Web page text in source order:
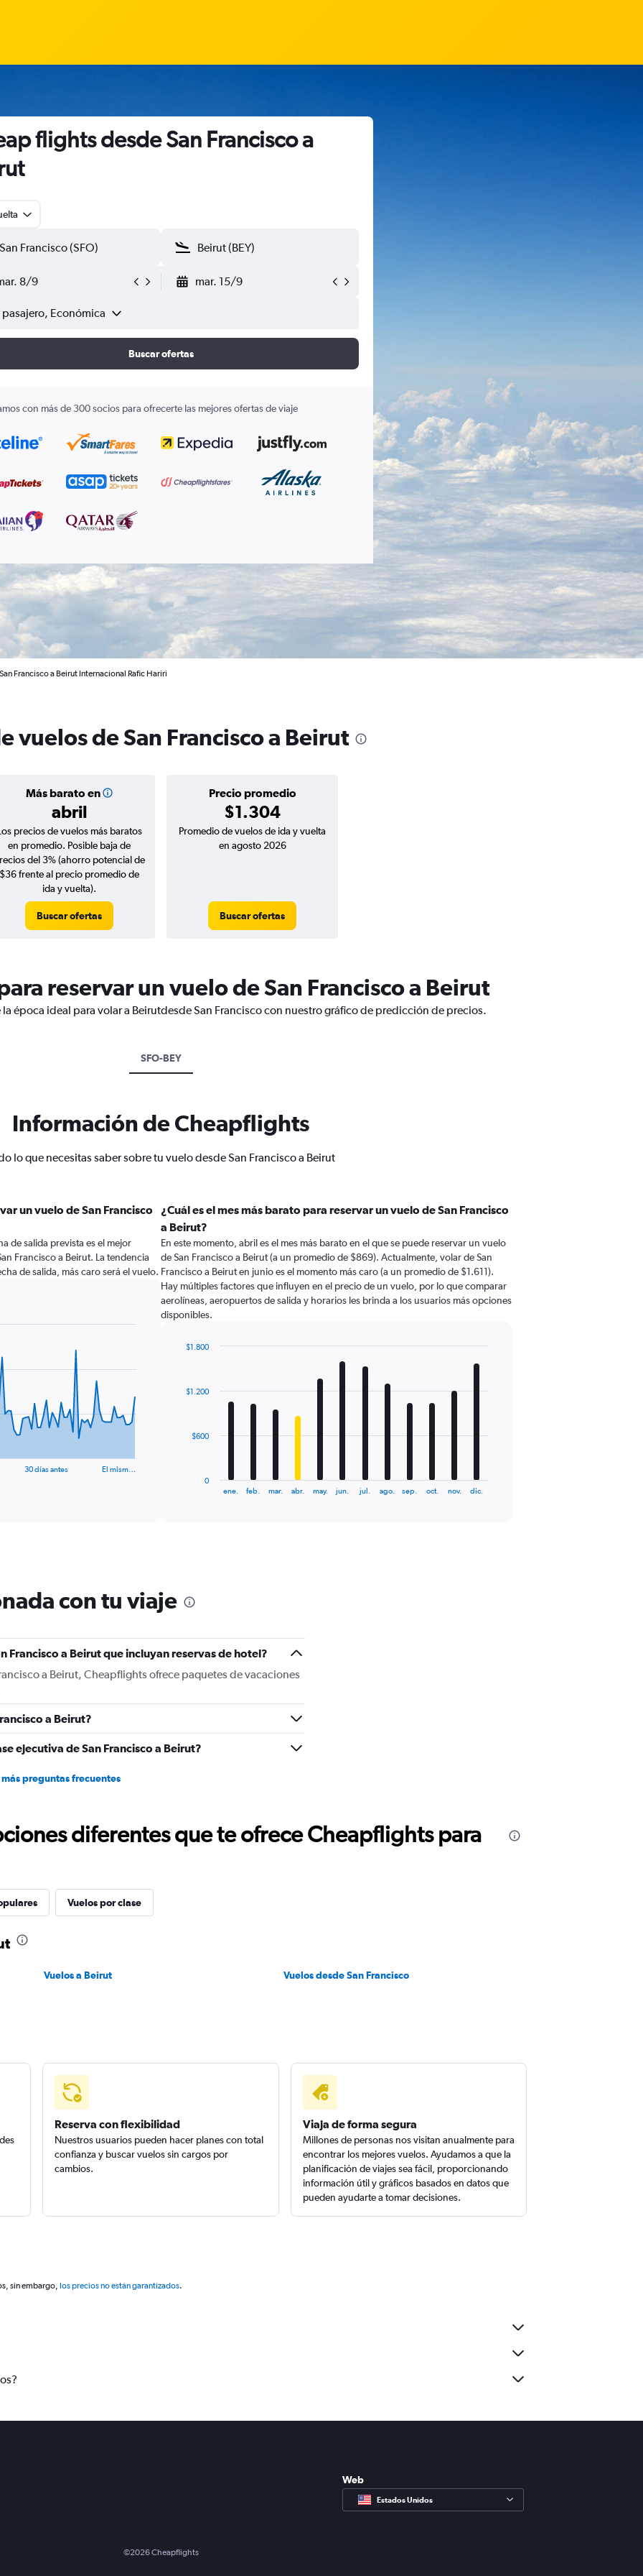
flights desde San Francisco a
8/9 mar. 15/9
pasajero, Económica
Buscar ofertas
con más de 300 socios para ofrecerte las mejores ofertas de viaje
Francisco a Beirut Internacional Rafic Hariri
vuelos de San Francisco a Beirut
Más barato en
abril
Precio promedio
$1.304
precios de vuelos más baratos
en promedio. Posible baja de
del 3% (ahorro potencial de
$36 frente al precio promedio de
ida y vuelta).
Buscar ofertas
Promedio de vuelos de ida y vuelta
en agosto 2026
Buscar ofertas
reservar un vuelo de San Francisco a Beirut
época ideal para volar a Beirutdesde San Francisco con nuestro gráfico de predicción de precios.
SFO-BEY
Información de Cheapflights
lo que necesitas saber sobre tu vuelo desde San Francisco a Beirut
un vuelo de San Francisco
de salida prevista es el mejor
Francisco a Beirut. La tendencia
de salida, más caro será el vuelo.
30 días antes El mism…
¿Cuál es el mes más barato para reservar un vuelo de San Francisco
a Beirut?
En este momento, abril es el mes más barato en el que se puede reservar un vuelo
de San Francisco a Beirut (a un promedio de $869). Actualmente, volar de San
Francisco a Beirut en junio es el momento más caro (a un promedio de $1.611).
Hay múltiples factores que influyen en el precio de un vuelo, por lo que comparar
aerolíneas, aeropuertos de salida y horarios les brinda a los usuarios más opciones
disponibles.
12
The
chart
Y
axis
values.
0
1800.
ene. feb. mar. abr. may. jun. jul. ago. sep. oct. nov. dic.
0
$600
$1.200
$1.800
con tu viaje
Francisco a Beirut que incluyan reservas de hotel?
a Beirut, Cheapflights ofrece paquetes de vacaciones
a Beirut?
ejecutiva de San Francisco a Beirut?
más preguntas frecuentes
diferentes que te ofrece Cheapflights para
Vuelos por clase
Vuelos a Beirut
Vuelos desde San Francisco
Reserva con flexibilidad
Nuestros usuarios pueden hacer planes con total
confianza y buscar vuelos sin cargos por
cambios.
Viaja de forma segura
Millones de personas nos visitan anualmente para
encontrar los mejores vuelos. Ayudamos a que la
planificación de viajes sea fácil, proporcionando
información útil y gráficos basados en datos que
pueden ayudarte a tomar decisiones.
sin embargo, los precios no están garantizados.
Web
Estados Unidos
©2026Cheapflights